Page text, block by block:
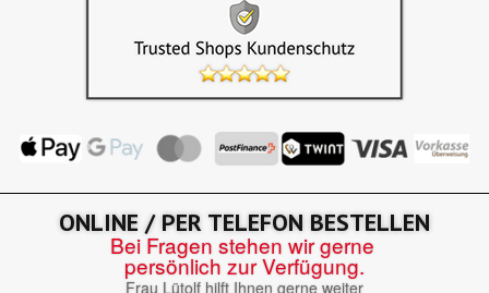
ONLINE / PER TELEFON BESTELLEN
Bei Fragen stehen wir gerne
persönlich zur Verfügung.
Frau Lütolf hilft Ihnen gerne weiter